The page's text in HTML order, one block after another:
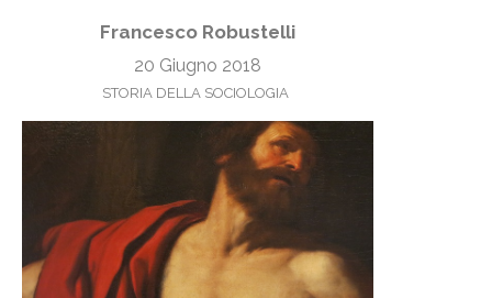
Francesco Robustelli
20 Giugno 2018
STORIA DELLA SOCIOLOGIA